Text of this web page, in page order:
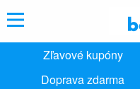
Zľavové kupóny
Doprava zdarma